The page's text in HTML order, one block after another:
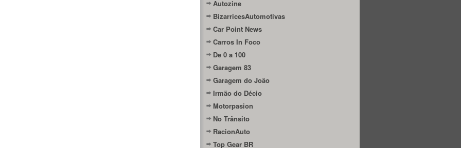
Autozine
BizarricesAutomotivas
Car Point News
Carros In Foco
De 0 a 100
Garagem 83
Garagem do João
Irmão do Décio
Motorpasion
No Trânsito
RacionAuto
Top Gear BR